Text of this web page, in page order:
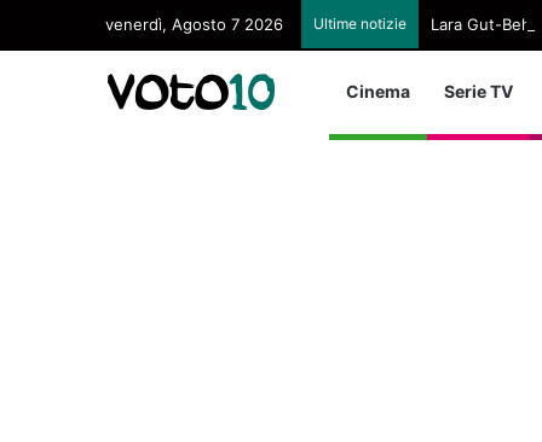
venerdì, Agosto 7 2026 Ultime notizie Lara Gut-
Cinema Serie TV